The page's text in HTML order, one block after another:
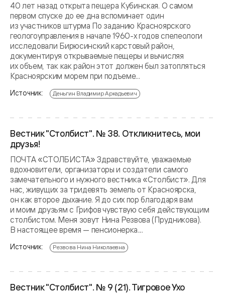
40 лет назад открыта пещера Кубинская. О самом
первом спуске до ее дна вспоминает один
из участников штурма По заданию Красноярского
геологоуправления в начале 1960-х годов спелеологи
исследовали Бирюсинский карстовый район,
документируя открываемые пещеры и вычисляя
их объем, так как район этот должен был затопляться
Красноярским морем при подъеме...
Источник: Деньгин Владимир Аркадьевич
Вестник "Столбист". № 38. Откликнитесь, мои
друзья!
ПОЧТА «СТОЛБИСТА» Здравствуйте, уважаемые
вдохновители, организаторы и создатели самого
замечательного и нужного вестника «Столбист». Для
нас, живущих за тридевять земель от Красноярска,
он как второе дыхание. Я до сих пор благодаря вам
и моим друзьям с Грифов чувствую себя действующим
столбистом. Меня зовут Нина Резвова (Прудникова).
В настоящее время — пенсионерка....
Источник: Резвова Нина Николаевна
Вестник "Столбист". № 9 (21). Тигровое Ухо